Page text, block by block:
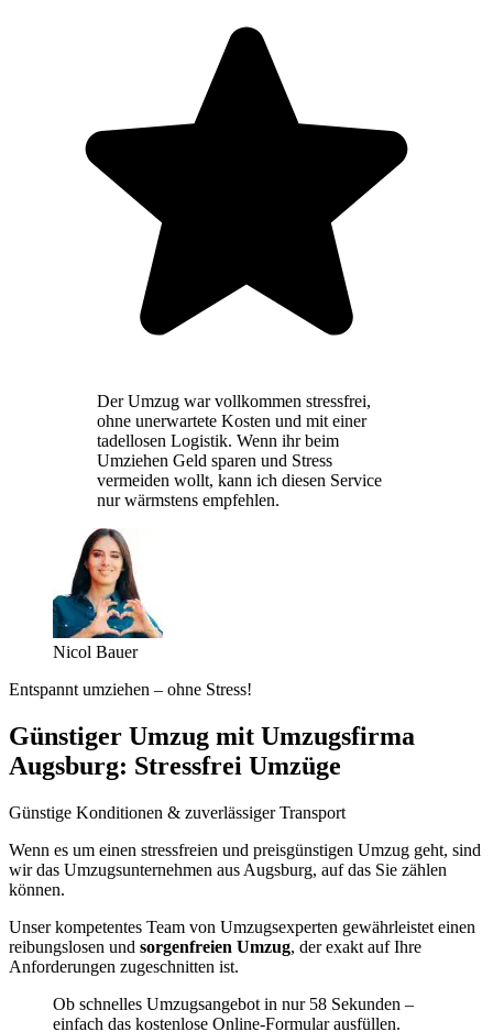
Der Umzug war vollkommen stressfrei,
ohne unerwartete Kosten und mit einer
tadellosen Logistik. Wenn ihr beim
Umziehen Geld sparen und Stress
vermeiden wollt, kann ich diesen Service
nur wärmstens empfehlen.
Nicol Bauer
Entspannt umziehen – ohne Stress!
Günstiger Umzug mit Umzugsfirma
Augsburg: Stressfrei Umzüge
Günstige Konditionen & zuverlässiger Transport
Wenn es um einen stressfreien und preisgünstigen Umzug geht, sind
wir das Umzugsunternehmen aus Augsburg, auf das Sie zählen
können.
Unser kompetentes Team von Umzugsexperten gewährleistet einen
reibungslosen und sorgenfreien Umzug, der exakt auf Ihre
Anforderungen zugeschnitten ist.
Ob schnelles Umzugsangebot in nur 58 Sekunden –
einfach das kostenlose Online-Formular ausfüllen.